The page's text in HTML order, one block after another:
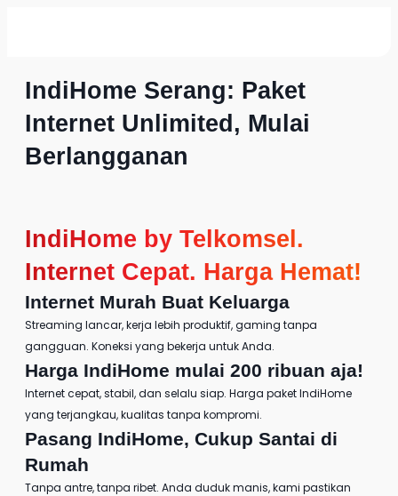
IndiHome Serang: Paket
Internet Unlimited, Mulai
Berlangganan
IndiHome by Telkomsel .
Internet Cepat. Harga Hemat!
Internet Murah Buat Keluarga
Streaming lancar, kerja lebih produktif, gaming tanpa
gangguan. Koneksi yang bekerja untuk Anda.
Harga IndiHome mulai 200 ribuan aja!
Internet cepat, stabil, dan selalu siap. Harga paket IndiHome
yang terjangkau, kualitas tanpa kompromi.
Pasang IndiHome, Cukup Santai di
Rumah
Tanpa antre, tanpa ribet. Anda duduk manis, kami pastikan